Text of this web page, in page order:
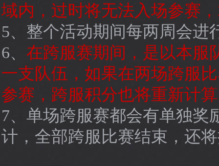
域内，过时将无法入场参赛
5、整个活动期间每两周会进
6、 在跨服赛期间，是以本服
一支队伍，如果在两场跨服
参赛，跨服积分也将重新计算
7、单场跨服赛都会有单独奖
计，全部跨服比赛结束，还